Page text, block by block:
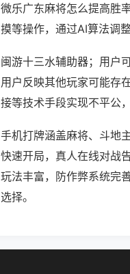
微乐广东麻将怎么提高胜
摸等操作，通过AI算法调
闽游十三水辅助器；用户
用户反映其他玩家可能存
接等技术手段实现不平公，
手机打牌涵盖麻将、斗地
快速开局，真人在线对战
玩法丰富，防作弊系统完
选择。